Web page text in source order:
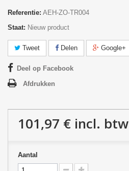
Referentie: AEH-ZO-TR004
Staat: Nieuw product
Tweet Delen Google+
Deel op Facebook
Afdrukken
101,97 € incl. btw
Aantal